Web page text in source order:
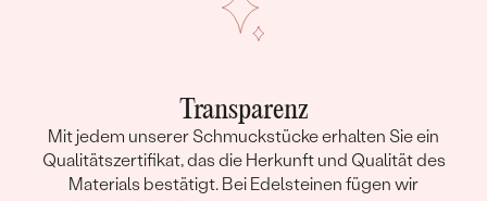
Transparenz
Mit jedem unserer Schmuckstücke erhalten Sie ein
Qualitätszertifikat, das die Herkunft und Qualität des
Materials bestätigt. Bei Edelsteinen fügen wir